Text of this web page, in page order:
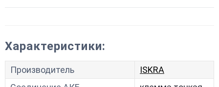
Характеристики:
Производитель
ISKRA